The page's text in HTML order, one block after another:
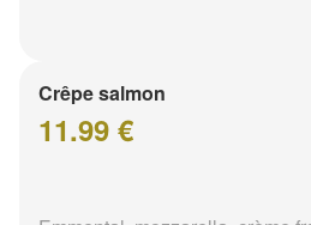
Crêpe salmon
11.99 €